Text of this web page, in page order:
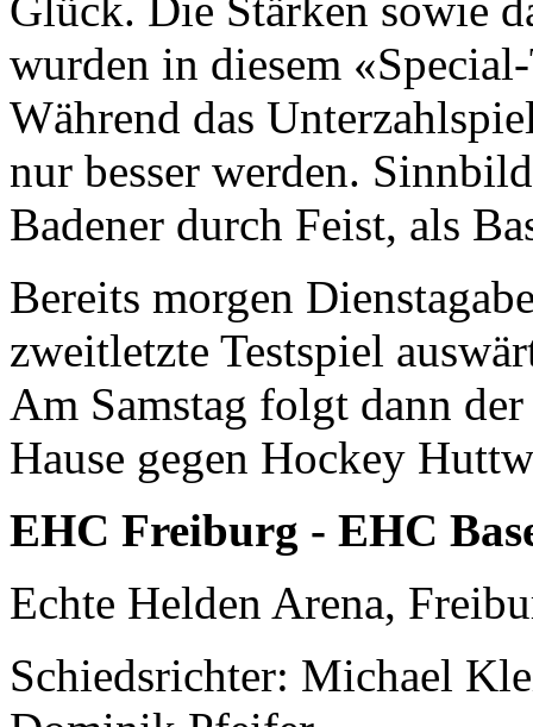
wurden in diesem
Während das
nur besser werden.
Badener durch Feist, als
Bereits morgen
zweitletzte Testspiel
Am Samstag folgt dann
Hause gegen Hockey
EHC Freiburg - EHC
Echte Helden Arena,
Schiedsrichter: Michael